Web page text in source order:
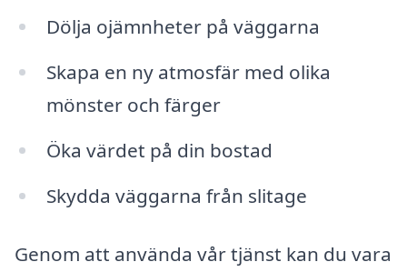
Dölja ojämnheter på väggarna
Skapa en ny atmosfär med olika
mönster och färger
Öka värdet på din bostad
Skydda väggarna från slitage
Genom att använda vår tjänst kan du vara